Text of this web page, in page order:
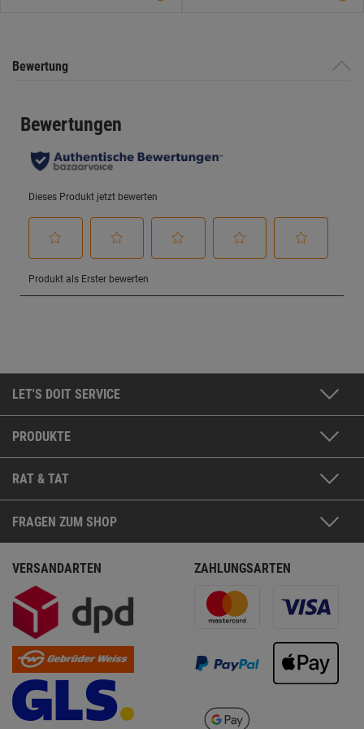
Bewertung
LET'S DOIT SERVICE
PRODUKTE
RAT & TAT
FRAGEN ZUM SHOP
VERSANDARTEN ZAHLUNGSARTEN